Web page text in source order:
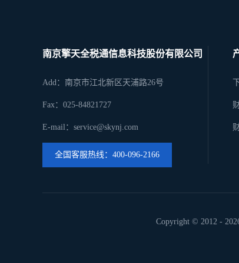
南京擎天全税通信息科技股份有限公司
Add：南京市江北新区天浦路26号
Fax：025-84821727
E-mail：service@skynj.com
全国客服热线：400-096-2166
Copyright © 2012 -